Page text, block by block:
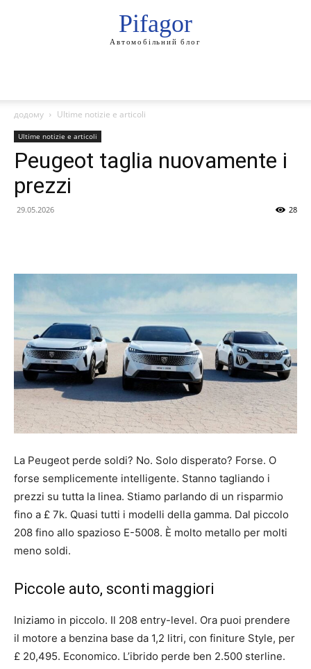
Pifagor
Автомобільний блог
додому Ultime notizie e articoli
Ultime notizie e articoli
Peugeot taglia nuovamente i
prezzi
29.05.2026 28
La Peugeot perde soldi? No. Solo disperato? Forse. O
forse semplicemente intelligente. Stanno tagliando i
prezzi su tutta la linea. Stiamo parlando di un risparmio
fino a £ 7k. Quasi tutti i modelli della gamma. Dal piccolo
208 fino allo spazioso E-5008. È molto metallo per molti
meno soldi.
Piccole auto, sconti maggiori
Iniziamo in piccolo. Il 208 entry-level. Ora puoi prendere
il motore a benzina base da 1,2 litri, con finiture Style, per
£ 20,495. Economico. L’ibrido perde ben 2.500 sterline.